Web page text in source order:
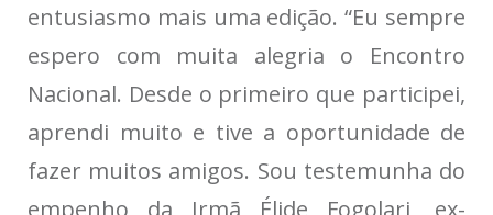
entusiasmo mais uma edição. “Eu sempre
espero com muita alegria o Encontro
Nacional. Desde o primeiro que participei,
aprendi muito e tive a oportunidade de
fazer muitos amigos. Sou testemunha do
empenho da Irmã Élide Fogolari, ex-